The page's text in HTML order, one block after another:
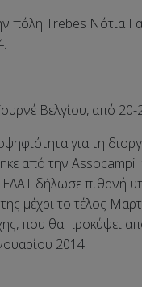
πόλη Trebes Νότια
Βελγίου, από
για τη
από την Assocampi
δήλωσε πιθανή
μέχρι το τέλος
που θα προκύψει
2014.